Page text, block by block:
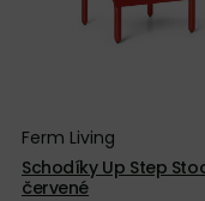
Ferm Living
Schodíky Up Step
červené